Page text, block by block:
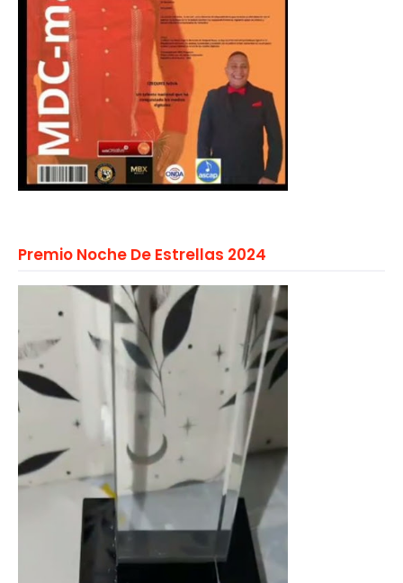
Premio Noche De Estrellas 2024